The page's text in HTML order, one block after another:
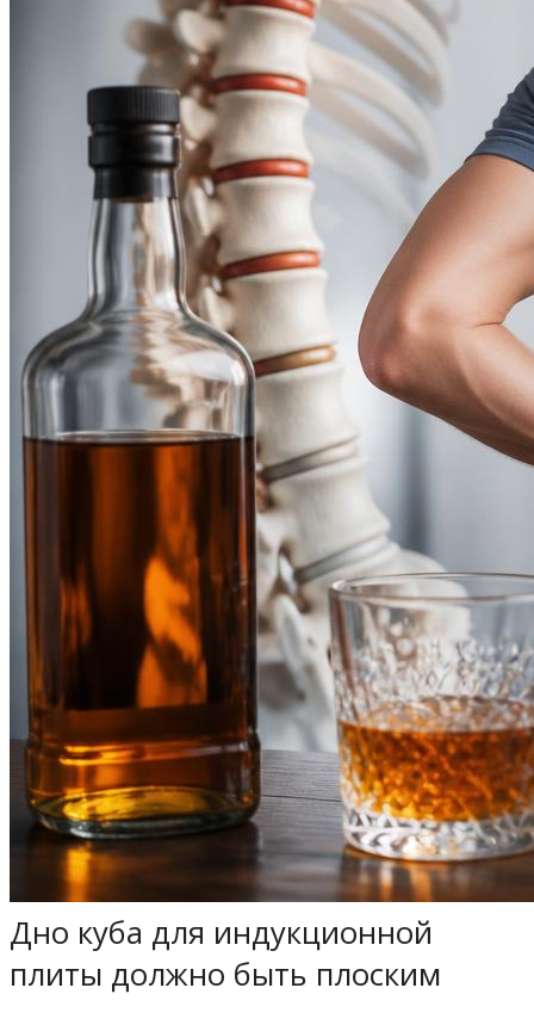
Дно куба для индукционной
плиты должно быть плоским